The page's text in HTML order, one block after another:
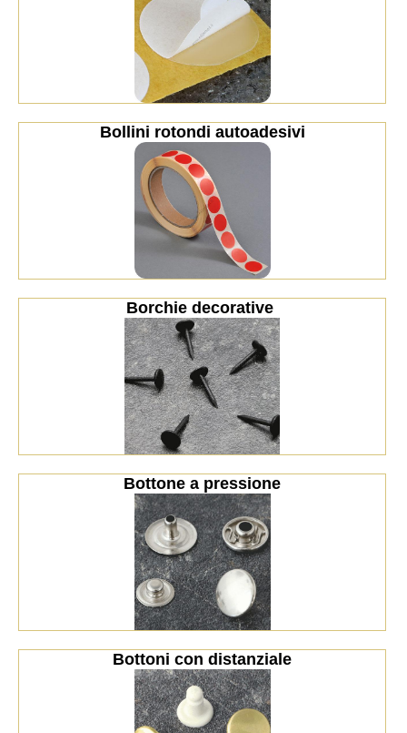
Bollini rotondi autoadesivi
Borchie decorative
Bottone a pressione
Bottoni con distanziale